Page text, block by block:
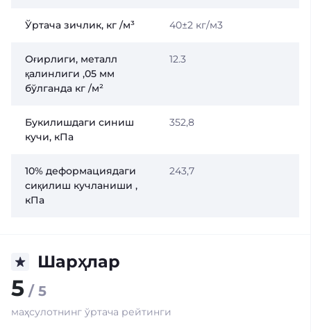
Ўртача зичлик, кг /м³ 40±2 кг/м3
Оғирлиги, металл
қалинлиги ,05 мм
бўлганда кг /м²
12.3
Букилишдаги синиш
кучи, кПа
352,8
10% деформациядаги
сиқилиш кучланиши ,
кПа
243,7
Шарҳлар
5 / 5
маҳсулотнинг ўртача рейтинги